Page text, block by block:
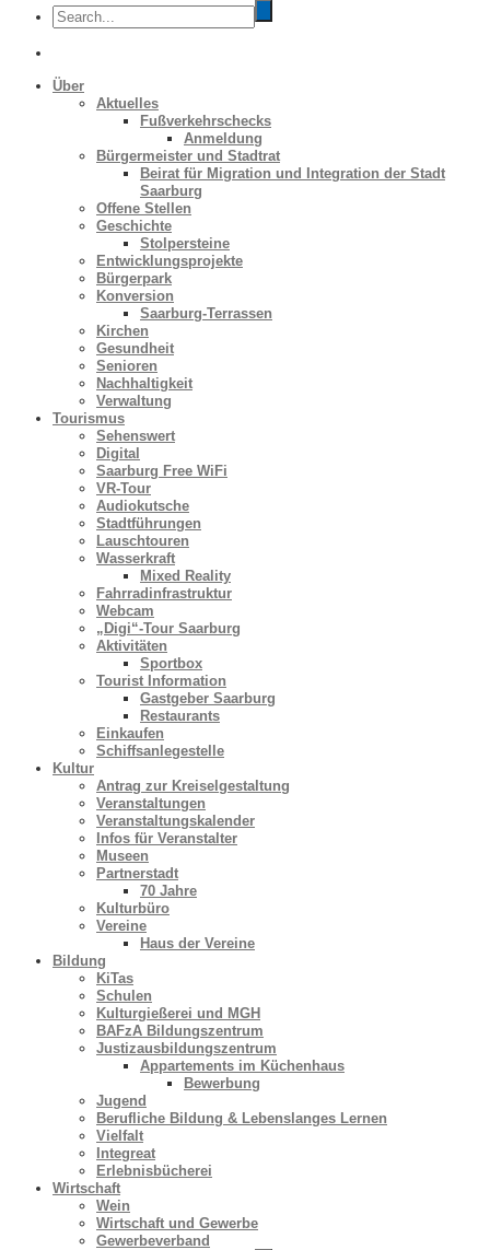
Über
Aktuelles
Fußverkehrschecks
Anmeldung
Bürgermeister und Stadtrat
Beirat für Migration und Integration der Stadt
Saarburg
Offene Stellen
Geschichte
Stolpersteine
Entwicklungsprojekte
Bürgerpark
Konversion
Saarburg-Terrassen
Kirchen
Gesundheit
Senioren
Nachhaltigkeit
Verwaltung
Tourismus
Sehenswert
Digital
Saarburg Free WiFi
VR-Tour
Audiokutsche
Stadtführungen
Lauschtouren
Wasserkraft
Mixed Reality
Fahrradinfrastruktur
Webcam
„Digi“-Tour Saarburg
Aktivitäten
Sportbox
Tourist Information
Gastgeber Saarburg
Restaurants
Einkaufen
Schiffsanlegestelle
Kultur
Antrag zur Kreiselgestaltung
Veranstaltungen
Veranstaltungskalender
Infos für Veranstalter
Museen
Partnerstadt
70 Jahre
Kulturbüro
Vereine
Haus der Vereine
Bildung
KiTas
Schulen
Kulturgießerei und MGH
BAFzA Bildungszentrum
Justizausbildungszentrum
Appartements im Küchenhaus
Bewerbung
Jugend
Berufliche Bildung & Lebenslanges Lernen
Vielfalt
Integreat
Erlebnisbücherei
Wirtschaft
Wein
Wirtschaft und Gewerbe
Gewerbeverband